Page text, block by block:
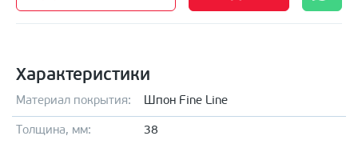
Характеристики
Материал покрытия: Шпон Fine Line
Толщина, мм: 38